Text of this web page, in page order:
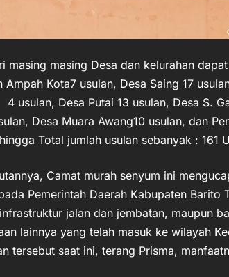
masing masing Desa dan kelurahan
Kota7 usulan, Desa Saing 17
Desa Putai 13 usulan, Desa S.
Desa Muara Awang10 usulan, dan
Total jumlah usulan sebanyak : 161
Camat murah senyum ini
Pemerintah Daerah Kabupaten Barito
jalan dan jembatan, maupun
lainnya yang telah masuk ke wilayah
tersebut saat ini, terang Prisma,